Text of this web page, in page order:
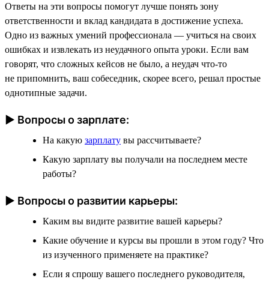
Ответы на эти вопросы помогут лучше понять зону
ответственности и вклад кандидата в достижение успеха.
Одно из важных умений профессионала — учиться на своих
ошибках и извлекать из неудачного опыта уроки. Если вам
говорят, что сложных кейсов не было, а неудач что-то
не припомнить, ваш собеседник, скорее всего, решал простые
однотипные задачи.
► Вопросы о зарплате:
На какую зарплату вы рассчитываете?
Какую зарплату вы получали на последнем месте
работы?
► Вопросы о развитии карьеры:
Каким вы видите развитие вашей карьеры?
Какие обучение и курсы вы прошли в этом году? Что
из изученного применяете на практике?
Если я спрошу вашего последнего руководителя,